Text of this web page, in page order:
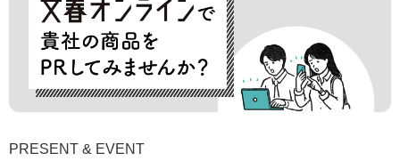
PRESENT & EVENT